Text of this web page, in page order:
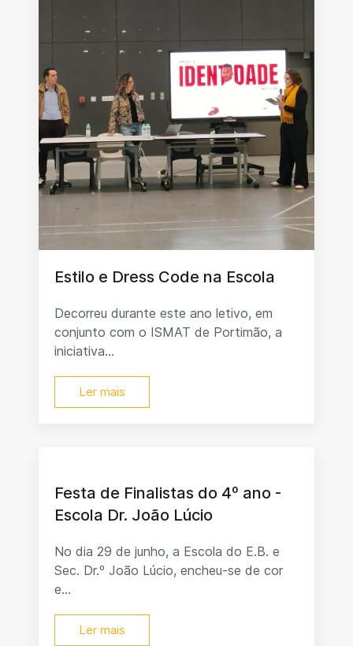
Estilo e Dress Code na Escola
Decorreu durante este ano letivo, em
conjunto com o ISMAT de Portimão, a
iniciativa...
Ler mais
Festa de Finalistas do 4º ano -
Escola Dr. João Lúcio
No dia 29 de junho, a Escola do E.B. e
Sec. Dr.º João Lúcio, encheu-se de cor
e...
Ler mais